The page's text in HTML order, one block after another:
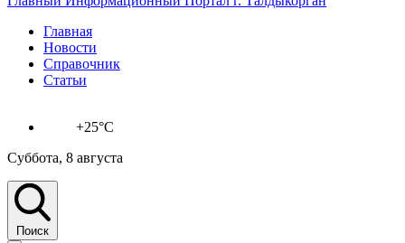
Главная
Новости
Справочник
Статьи
+25°C
Суббота, 8 августа
Поиск